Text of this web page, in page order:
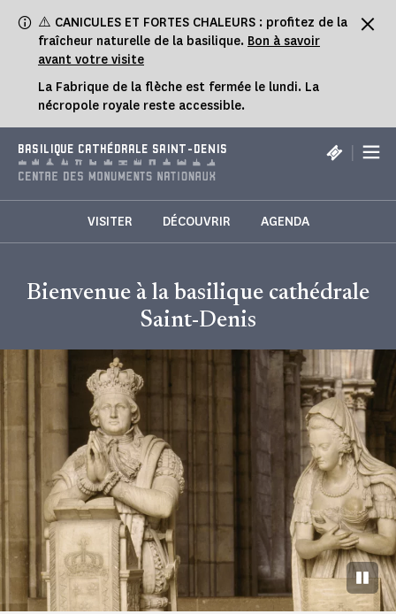
⚠️ CANICULES ET FORTES CHALEURS : profitez de la
fraîcheur naturelle de la basilique. Bon à savoir
avant votre visite
La Fabrique de la flèche est fermée le lundi. La
nécropole royale reste accessible.
BASILIQUE CATHÉDRALE SAINT-DENIS |
VISITER DÉCOUVRIR AGENDA
Bienvenue à la basilique cathédrale
Saint-Denis
Pause